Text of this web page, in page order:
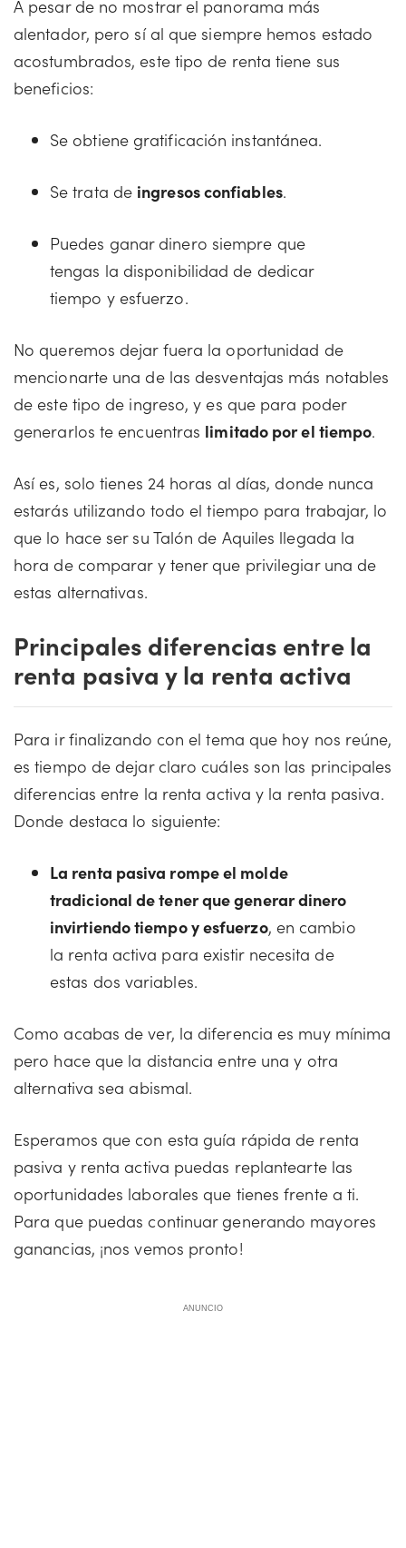
A pesar de no mostrar el panorama más
alentador, pero sí al que siempre hemos estado
acostumbrados, este tipo de renta tiene sus
beneficios:
Se obtiene gratificación instantánea.
Se trata de ingresos confiables.
Puedes ganar dinero siempre que
tengas la disponibilidad de dedicar
tiempo y esfuerzo.
No queremos dejar fuera la oportunidad de
mencionarte una de las desventajas más notables
de este tipo de ingreso, y es que para poder
generarlos te encuentras limitado por el tiempo.
Así es, solo tienes 24 horas al días, donde nunca
estarás utilizando todo el tiempo para trabajar, lo
que lo hace ser su Talón de Aquiles llegada la
hora de comparar y tener que privilegiar una de
estas alternativas.
Principales diferencias entre la
renta pasiva y la renta activa
Para ir finalizando con el tema que hoy nos reúne,
es tiempo de dejar claro cuáles son las principales
diferencias entre la renta activa y la renta pasiva.
Donde destaca lo siguiente:
La renta pasiva rompe el molde
tradicional de tener que generar dinero
invirtiendo tiempo y esfuerzo, en cambio
la renta activa para existir necesita de
estas dos variables.
Como acabas de ver, la diferencia es muy mínima
pero hace que la distancia entre una y otra
alternativa sea abismal.
Esperamos que con esta guía rápida de renta
pasiva y renta activa puedas replantearte las
oportunidades laborales que tienes frente a ti.
Para que puedas continuar generando mayores
ganancias, ¡nos vemos pronto!
ANUNCIO